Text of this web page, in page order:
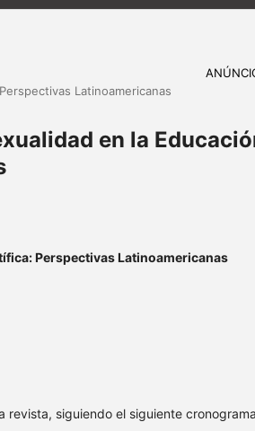
Latinoamericanas
en la
Perspectivas Latinoamericanas
siguiendo el siguiente